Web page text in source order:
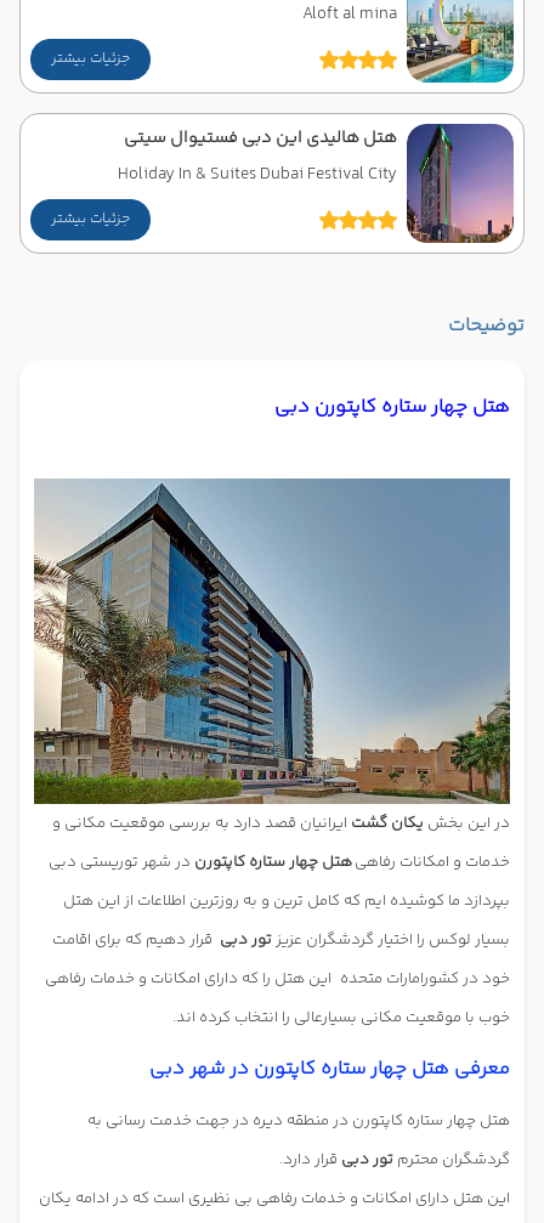
Aloft al mina
جزئیات بیشتر
هتل هالیدی این دبی فستیوال سیتی
Holiday In & Suites Dubai Festival City
جزئیات بیشتر
توضیحات
هتل چهار ستاره کاپتورن دبی
در این بخش یکان گشت ایرانیان قصد دارد به بررسی موقعیت مکانی و
خدمات و امکانات رفاهیهتل چهار ستاره کاپتورن در شهر توریستی دبی
بپردازد ما کوشیده ایم که کامل ترین و به روزترین اطلاعات از این هتل
بسیار لوکس را اختیار گردشگران عزیز تور دبی قرار دهیم که برای اقامت
خود در کشورامارات متحده این هتل را که دارای امکانات و خدمات رفاهی
خوب با موقعیت مکانی بسیارعالی را انتخاب کرده اند.
معرفی هتل چهار ستاره کاپتورن در شهر دبی
هتل چهار ستاره کاپتورن در منطقه دیره در جهت خدمت رسانی به
گردشگران محترم تور دبی قرار دارد.
این هتل دارای امکانات و خدمات رفاهی بی نظیری است که در ادامه یکان